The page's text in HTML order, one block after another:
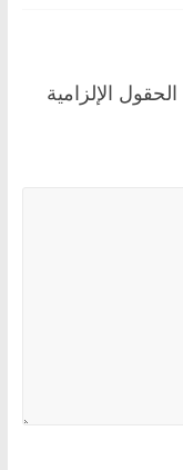
الحقول الإلزامية